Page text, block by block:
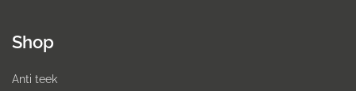
Shop
Anti teek